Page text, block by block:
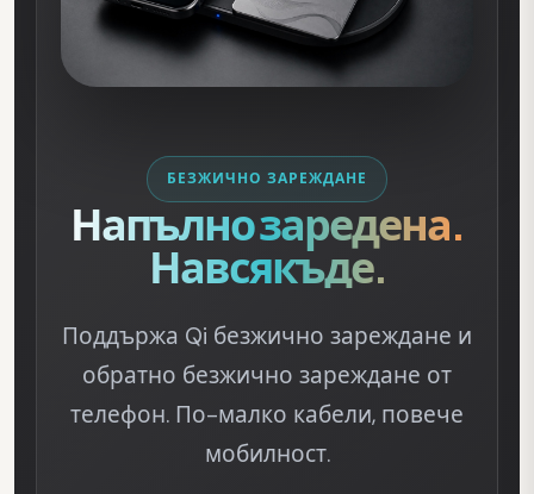
БЕЗЖИЧНО ЗАРЕЖДАНЕ
Напълно заредена.
Навсякъде.
Поддържа Qi безжично зареждане и
обратно безжично зареждане от
телефон. По-малко кабели, повече
мобилност.